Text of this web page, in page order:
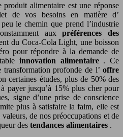
de vos besoins en matière d’
le chemin que prend l’industrie
auxpréférences des
du Coca-Cola Light, une boisson
pour répondre à la demande de
innovation alimentaire . Ce
profonde de l’ offre
certaines études, plus de 50% des
payer jusqu’à 15% plus cher pour
signe d’une prise de conscience
plus à satisfaire la faim, elle est
de nos préoccupations et de
des tendances alimentaires .